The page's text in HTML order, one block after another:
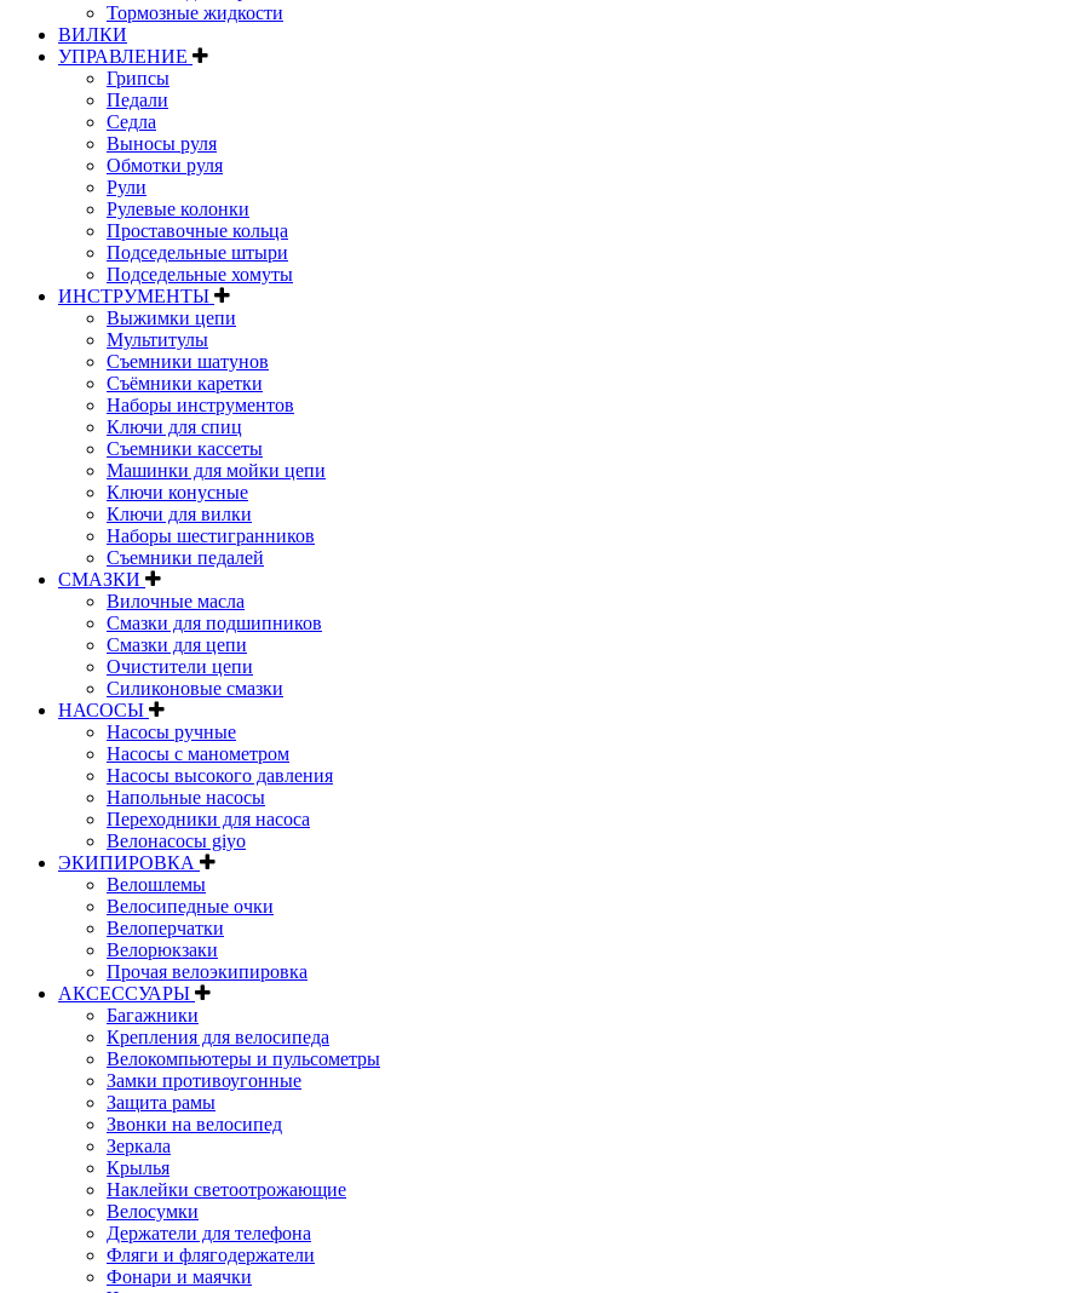
Тормозные жидкости
ВИЛКИ
УПРАВЛЕНИЕ
Грипсы
Педали
Седла
Выносы руля
Обмотки руля
Рули
Рулевые колонки
Проставочные кольца
Подседельные штыри
Подседельные хомуты
ИНСТРУМЕНТЫ
Выжимки цепи
Мультитулы
Съемники шатунов
Съёмники каретки
Наборы инструментов
Ключи для спиц
Съемники кассеты
Машинки для мойки цепи
Ключи конусные
Ключи для вилки
Наборы шестигранников
Съемники педалей
СМАЗКИ
Вилочные масла
Смазки для подшипников
Смазки для цепи
Очистители цепи
Силиконовые смазки
НАСОСЫ
Насосы ручные
Насосы с манометром
Насосы высокого давления
Напольные насосы
Переходники для насоса
Велонасосы giyo
ЭКИПИРОВКА
Велошлемы
Велосипедные очки
Велоперчатки
Велорюкзаки
Прочая велоэкипировка
АКСЕССУАРЫ
Багажники
Крепления для велосипеда
Велокомпьютеры и пульсометры
Замки противоугонные
Защита рамы
Звонки на велосипед
Зеркала
Крылья
Наклейки светоотрожающие
Велосумки
Держатели для телефона
Фляги и флягодержатели
Фонари и маячки